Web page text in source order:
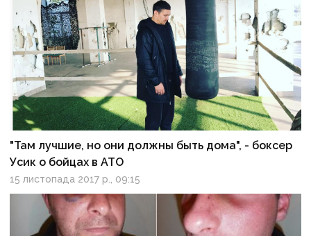
"Там лучшие, но они должны быть дома", - боксер
Усик о бойцах в АТО
15 листопада 2017 р., 09:15